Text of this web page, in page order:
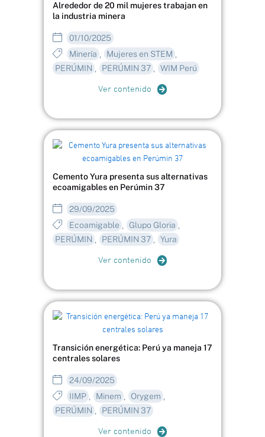
Alrededor de 20 mil mujeres trabajan en
la industria minera
01/10/2025
Minería , Mujeres en STEM ,
PERÚMIN , PERÚMIN 37 , WIM Perú
Ver contenido
Cemento Yura presenta sus alternativas
ecoamigables en Perúmin 37
29/09/2025
Ecoamigable , Glupo Gloria ,
PERÚMIN , PERÚMIN 37 , Yura
Ver contenido
Transición energética: Perú ya maneja 17
centrales solares
24/09/2025
IIMP , Minem , Orygem ,
PERÚMIN , PERÚMIN 37
Ver contenido